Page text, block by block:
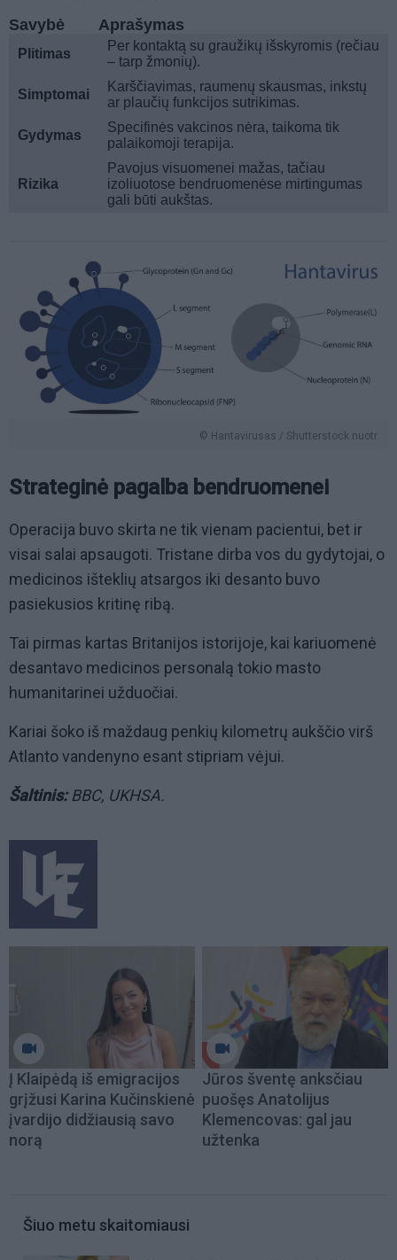
Savybė Aprašymas
Plitimas
Per kontaktą su graužikų išskyromis (rečiau
– tarp žmonių).
Simptomai
Karščiavimas, raumenų skausmas, inkstų
ar plaučių funkcijos sutrikimas.
Gydymas
Specifinės vakcinos nėra, taikoma tik
palaikomoji terapija.
Rizika
Pavojus visuomenei mažas, tačiau
izoliuotose bendruomenėse mirtingumas
gali būti aukštas.
© Hantavirusas / Shutterstock nuotr.
Strateginė pagalba bendruomenei
Operacija buvo skirta ne tik vienam pacientui, bet ir
visai salai apsaugoti. Tristane dirba vos du gydytojai, o
medicinos išteklių atsargos iki desanto buvo
pasiekusios kritinę ribą.
Tai pirmas kartas Britanijos istorijoje, kai kariuomenė
desantavo medicinos personalą tokio masto
humanitarinei užduočiai.
Kariai šoko iš maždaug penkių kilometrų aukščio virš
Atlanto vandenyno esant stipriam vėjui.
Šaltinis:BBC, UKHSA.
Į Klaipėdą iš emigracijos
grįžusi Karina Kučinskienė
įvardijo didžiausią savo
norą
Jūros šventę anksčiau
puošęs Anatolijus
Klemencovas: gal jau
užtenka
Šiuo metu skaitomiausi